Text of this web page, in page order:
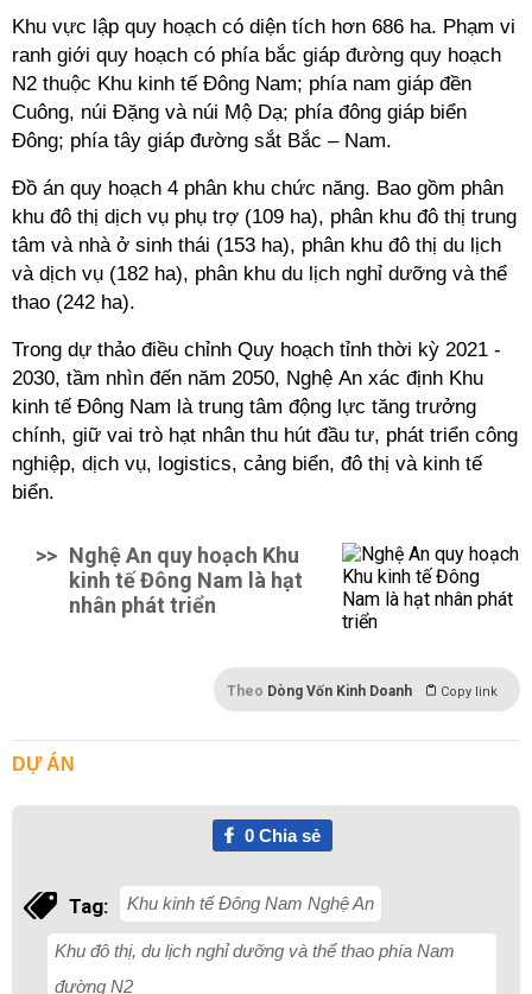
Khu vực lập quy hoạch có diện tích hơn 686 ha. Phạm vi
ranh giới quy hoạch có phía bắc giáp đường quy hoạch
N2 thuộc Khu kinh tế Đông Nam; phía nam giáp đền
Cuông, núi Đặng và núi Mộ Dạ; phía đông giáp biển
Đông; phía tây giáp đường sắt Bắc – Nam.
Đồ án quy hoạch 4 phân khu chức năng. Bao gồm phân
khu đô thị dịch vụ phụ trợ (109 ha), phân khu đô thị trung
tâm và nhà ở sinh thái (153 ha), phân khu đô thị du lịch
và dịch vụ (182 ha), phân khu du lịch nghỉ dưỡng và thể
thao (242 ha).
Trong dự thảo điều chỉnh Quy hoạch tỉnh thời kỳ 2021 -
2030, tầm nhìn đến năm 2050, Nghệ An xác định Khu
kinh tế Đông Nam là trung tâm động lực tăng trưởng
chính, giữ vai trò hạt nhân thu hút đầu tư, phát triển công
nghiệp, dịch vụ, logistics, cảng biển, đô thị và kinh tế
biển.
>> Nghệ An quy hoạch Khu
kinh tế Đông Nam là hạt
nhân phát triển
Theo Dòng Vốn Kinh Doanh Copy link
DỰ ÁN
0Chia sẻ
Tag: Khu kinh tế Đông Nam Nghệ An
Khu đô thị, du lịch nghỉ dưỡng và thể thao phía Nam
đường N2